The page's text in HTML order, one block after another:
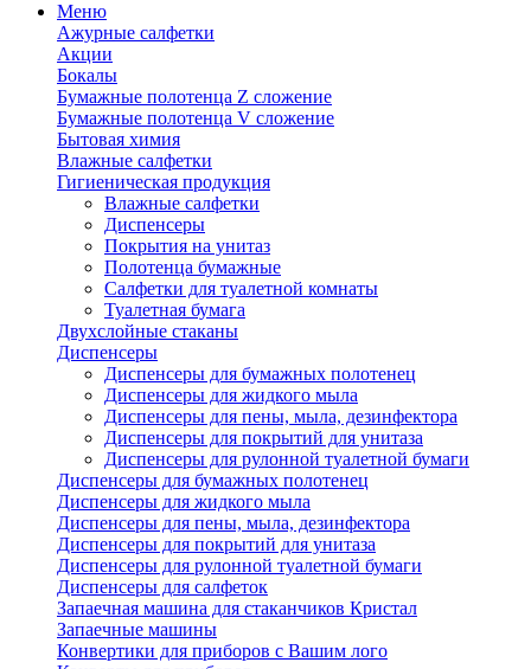
Меню
Ажурные салфетки
Акции
Бокалы
Бумажные полотенца Z сложение
Бумажные полотенца V сложение
Бытовая химия
Влажные салфетки
Гигиеническая продукция
Влажные салфетки
Диспенсеры
Покрытия на унитаз
Полотенца бумажные
Салфетки для туалетной комнаты
Туалетная бумага
Двухслойные стаканы
Диспенсеры
Диспенсеры для бумажных полотенец
Диспенсеры для жидкого мыла
Диспенсеры для пены, мыла, дезинфектора
Диспенсеры для покрытий для унитаза
Диспенсеры для рулонной туалетной бумаги
Диспенсеры для бумажных полотенец
Диспенсеры для жидкого мыла
Диспенсеры для пены, мыла, дезинфектора
Диспенсеры для покрытий для унитаза
Диспенсеры для рулонной туалетной бумаги
Диспенсеры для салфеток
Запаечная машина для стаканчиков Кристал
Запаечные машины
Конвертики для приборов с Вашим лого